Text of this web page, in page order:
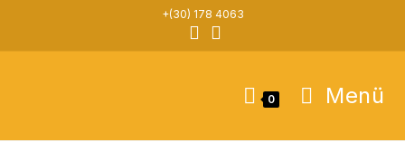
+(30) 178 4063
0 Menü